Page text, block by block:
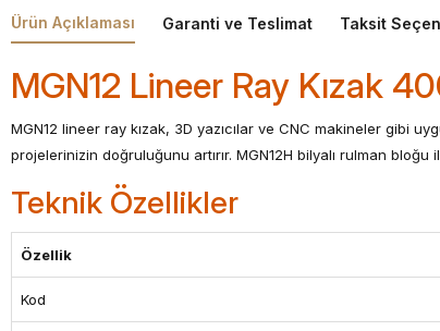
Ürün Açıklaması Garanti ve Teslimat Taksit
MGN12 Lineer Ray Kızak
MGN12 lineer ray kızak, 3D yazıcılar ve CNC makineler gibi
projelerinizin doğruluğunu artırır. MGN12H bilyalı rulman
Teknik Özellikler
Özellik
Kod